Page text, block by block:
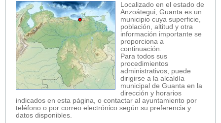
Localizado en el estado de
Anzoátegui, Guanta es un
municipio cuya superficie,
población, altitud y otra
información importante se
proporciona a
continuación.
Para todos sus
procedimientos
administrativos, puede
dirigirse a la alcaldía
municipal de Guanta en la
dirección y horarios
indicados en esta página, o contactar al ayuntamiento por
teléfono o por correo electrónico según su preferencia y
datos disponibles.